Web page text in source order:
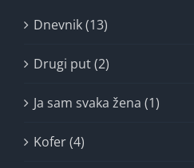
Dnevnik (13)
Drugi put (2)
Ja sam svaka žena (1)
Kofer (4)